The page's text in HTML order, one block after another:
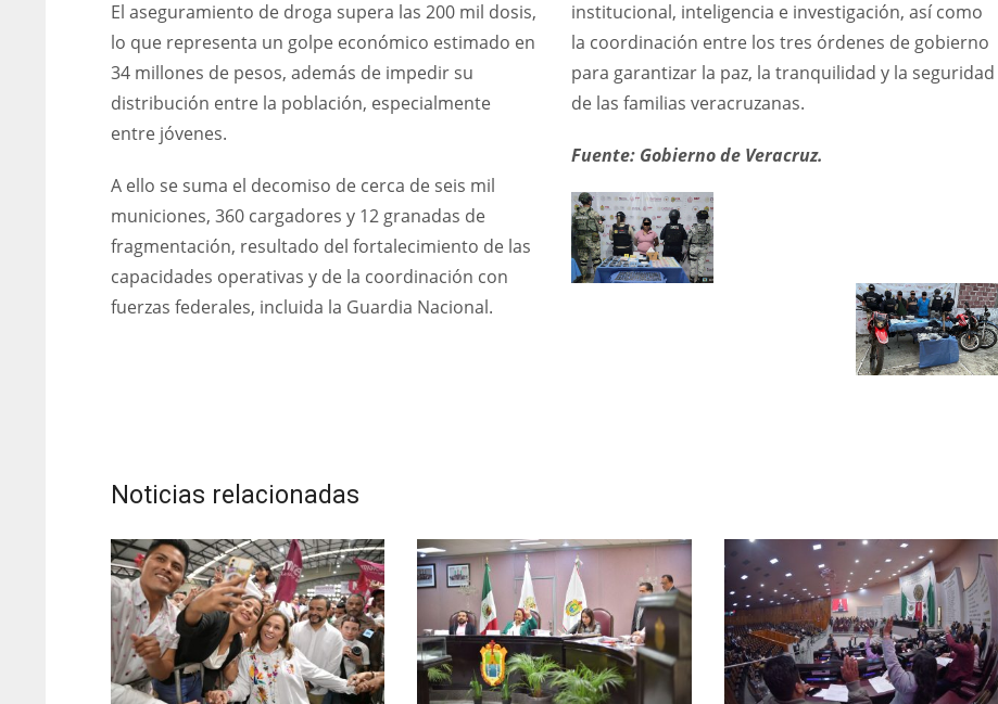
El aseguramiento de droga supera las 200 mil dosis,
lo que representa un golpe económico estimado en
34 millones de pesos, además de impedir su
distribución entre la población, especialmente
entre jóvenes.
A ello se suma el decomiso de cerca de seis mil
municiones, 360 cargadores y 12 granadas de
fragmentación, resultado del fortalecimiento de las
capacidades operativas y de la coordinación con
fuerzas federales, incluida la Guardia Nacional.
institucional, inteligencia e investigación, así como
la coordinación entre los tres órdenes de gobierno
para garantizar la paz, la tranquilidad y la seguridad
de las familias veracruzanas.
Fuente: Gobierno de Veracruz.
Noticias relacionadas